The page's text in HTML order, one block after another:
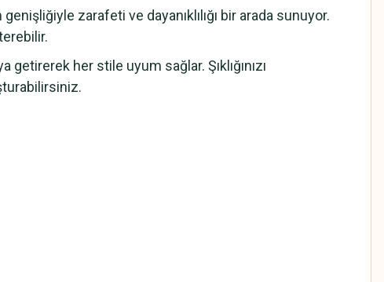
zarafeti ve dayanıklılığı bir arada sunuyor.
her stile uyum sağlar. Şıklığınızı